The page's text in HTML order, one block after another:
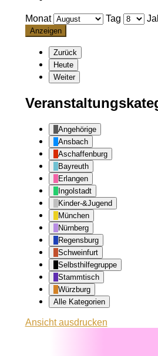
Monat Tag
Zurück
Heute
Weiter
Angehörige
Ansbach
Aschaffenburg
Bayreuth
Erlangen
Ingolstadt
Kinder-&Jugend
München
Nürnberg
Regensburg
Schweinfurt
Selbsthilfegruppe
Stammtisch
Würzburg
Alle Kategorien
Ansichtausdrucken